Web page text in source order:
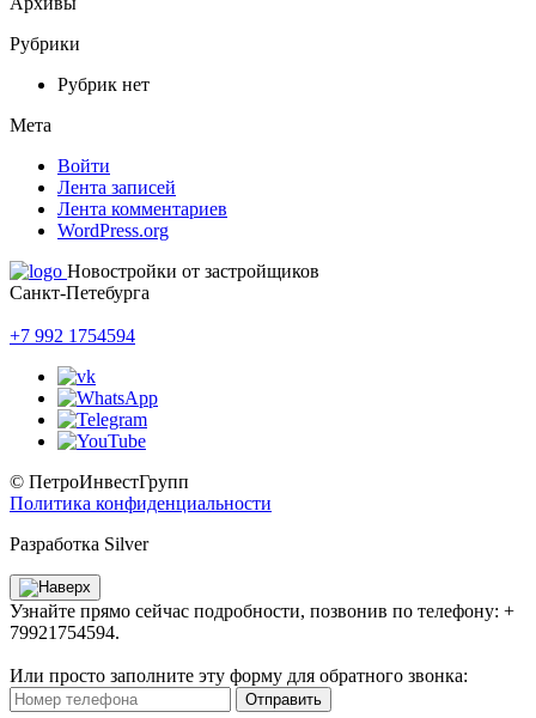
Рубрики
Рубрик нет
Мета
Войти
Лента записей
Лента комментариев
WordPress.org
Новостройки от застройщиков
Санкт-Петебурга
+7 992 1754594
© ПетроИнвестГрупп
Политика конфиденциальности
Разработка Silver
Узнайте прямо сейчас подробности, позвонив по телефону: +
79921754594.
Или просто заполните эту форму для обратного звонка:
Отправить